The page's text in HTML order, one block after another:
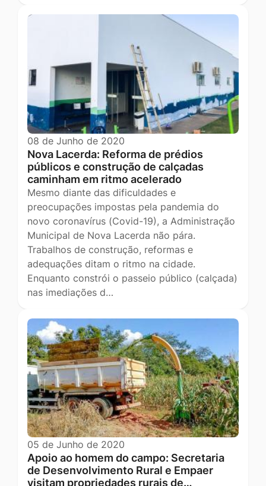
08 de Junho de 2020
Nova Lacerda: Reforma de prédios
públicos e construção de calçadas
caminham em ritmo acelerado
Mesmo diante das dificuldades e
preocupações impostas pela pandemia do
novo coronavírus (Covid-19), a Administração
Municipal de Nova Lacerda não pára.
Trabalhos de construção, reformas e
adequações ditam o ritmo na cidade.
Enquanto constrói o passeio público (calçada)
nas imediações d…
05 de Junho de 2020
Apoio ao homem do campo: Secretaria
de Desenvolvimento Rural e Empaer
visitam propriedades rurais de…